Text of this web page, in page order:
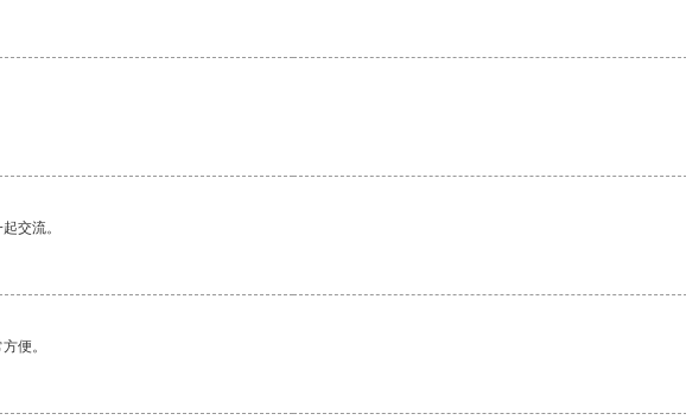
交流。
便。